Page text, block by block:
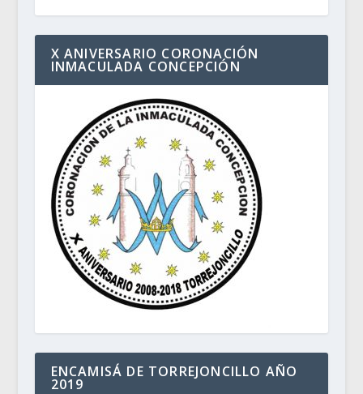
X ANIVERSARIO CORONACIÓN
INMACULADA CONCEPCIÓN
ENCAMISÁ DE TORREJONCILLO AÑO
2019